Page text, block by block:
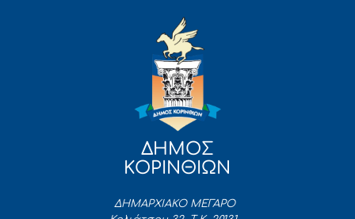
ΔΗΜΟΣ
ΚΟΡΙΝΘΙΩΝ
ΔΗΜΑΡΧΙΑΚΟ ΜΕΓΑΡΟ